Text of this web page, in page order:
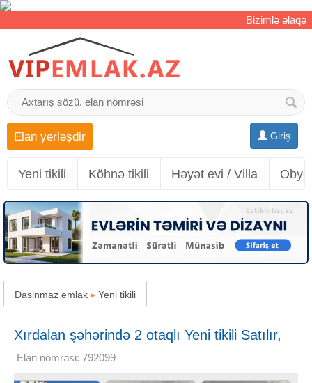
Bizimlə əlaqə
Giriş
Elan yerləşdir
Yeni tikili Köhnə tikili Həyət evi / Villa
Dasinmaz emlak ▸ Yeni tikili
Xırdalan şəhərində 2 otaqlı Yeni tikili Satılır,
59 m²
Elan nömrəsi: 792099